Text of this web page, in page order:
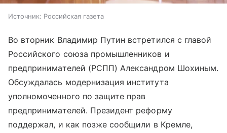
Источник: Российская газета
Во вторник Владимир Путин встретился с главой
Российского союза промышленников и
предпринимателей (РСПП) Александром Шохиным.
Обсуждалась модернизация института
уполномоченного по защите прав
предпринимателей. Президент реформу
поддержал, и как позже сообщили в Кремле,